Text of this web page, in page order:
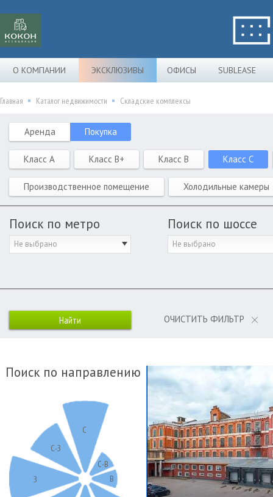
О КОМПАНИИ ЭКСКЛЮЗИВЫ ОФИСЫ SUBLEASE
Главная Каталог недвижимости Складские комплексы
Аренда Покупка
Класс A Класс B+ Класс B Класс C
Производственное помещение Холодильные камеры
Поиск по метро
Не выбрано
Поиск по шоссе
Не выбрано
ОЧИСТИТЬ ФИЛЬТР
Поиск по направлению
С
С-В
В
З
С-З